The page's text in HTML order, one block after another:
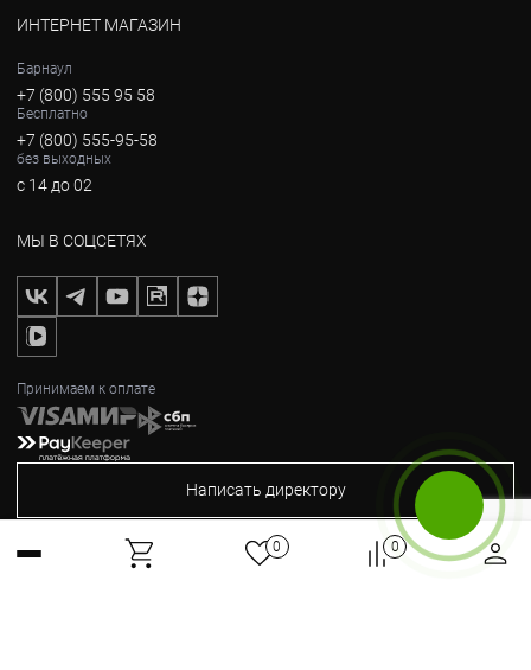
ИНТЕРНЕТ МАГАЗИН
Барнаул
+7 (800) 555 95 58
Бесплатно
+7 (800) 555-95-58
без выходных
с 14 до 02
МЫ В СОЦСЕТЯХ
Принимаем к оплате
Написать директору
2012-2026, © Горные Вершины
0 0
Бесплатный звонок